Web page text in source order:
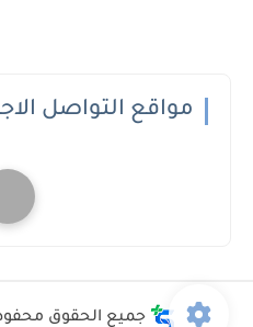
مواقع التواصل
جميع الحقوق